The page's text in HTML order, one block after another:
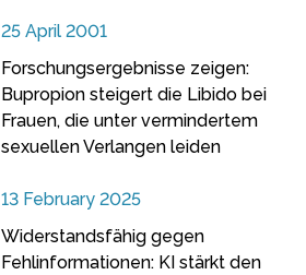
25 April 2001
Forschungsergebnisse zeigen:
Bupropion steigert die Libido bei
Frauen, die unter vermindertem
sexuellen Verlangen leiden
13 February 2025
Widerstandsfähig gegen
Fehlinformationen: KI stärkt den